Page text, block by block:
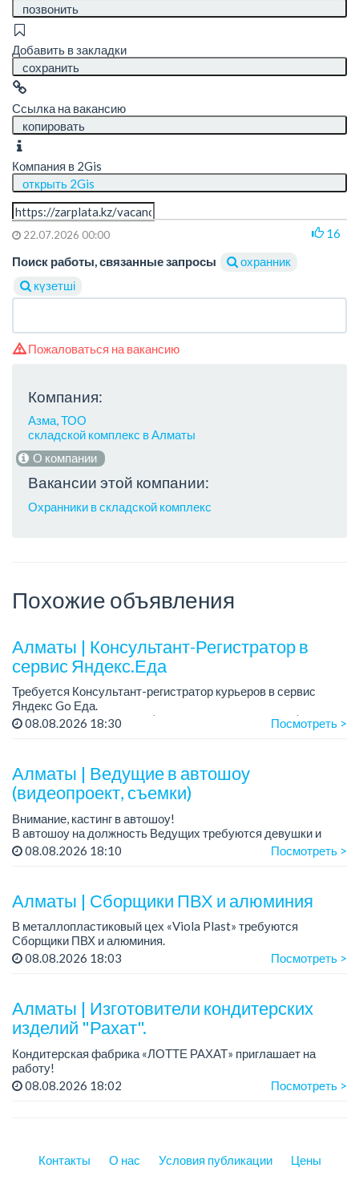
позвонить
Добавить в закладки
сохранить
Ссылка на вакансию
копировать
Компания в 2Gis
открыть 2Gis
22.07.2026 00:00
16
Поиск работы, связанные запросы
охранник
күзетші
Пожаловаться на вакансию
Компания:
Азма, ТОО
складской комплекс в Алматы
О компании
Вакансии этой компании:
Охранники в складской комплекс
Похожие объявления
Алматы | Консультант-Регистратор в
сервис Яндекс.Еда
Требуется Консультант-регистратор курьеров в сервис
Яндекс Go Еда.
Условия: работа в офисе (Абылай хана - Макатаева).
08.08.2026 18:30 Посмотреть >
Алматы | Ведущие в автошоу
(видеопроект, съемки)
Внимание, кастинг в автошоу!
В автошоу на должность Ведущих требуются девушки и
парни. А также авто эксперты и авто перекупы.
08.08.2026 18:10 Посмотреть >
Алматы | Сборщики ПВХ и алюминия
В металлопластиковый цех «Viola Plast» требуются
Сборщики ПВХ и алюминия.
График работы: 5/2, с 08.00 до 17.00.
08.08.2026 18:03 Посмотреть >
Алматы | Изготовители кондитерских
изделий "Рахат".
Кондитерская фабрика «ЛОТТЕ РАХАТ» приглашает на
работу!
График работы: сменный.
08.08.2026 18:02 Посмотреть >
Контакты О нас Условия публикации Цены